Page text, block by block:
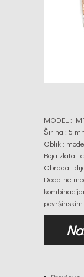
MODEL :
Širina : 5
Oblik :
Boja zlata :
Obrada :
Dodatne
površinskim